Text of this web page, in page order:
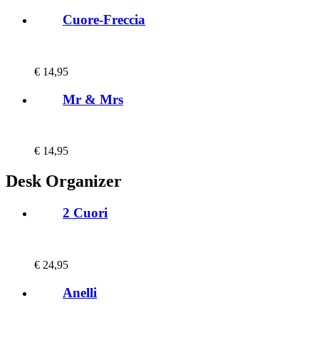
Cuore-Freccia
€ 14,95
Mr & Mrs
€ 14,95
Desk Organizer
2 Cuori
€ 24,95
Anelli